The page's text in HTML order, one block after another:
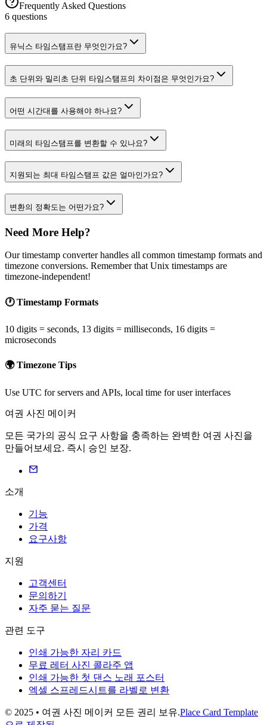
Frequently Asked Questions
6 questions
유닉스 타임스탬프란 무엇인가요?
초 단위와 밀리초 단위 타임스탬프의 차이점은 무엇인가요?
어떤 시간대를 사용해야 하나요?
미래의 타임스탬프를 변환할 수 있나요?
지원되는 최대 타임스탬프 값은 얼마인가요?
변환의 정확도는 어떤가요?
Need More Help?
Our timestamp converter handles all common timestamp formats and
timezone conversions. Remember that Unix timestamps are
timezone-independent!
🕐 Timestamp Formats
10 digits = seconds, 13 digits = milliseconds, 16 digits =
microseconds
🌍 Timezone Tips
Use UTC for servers and APIs, local time for user interfaces
여권 사진 메이커
모든 국가의 공식 요구 사항을 충족하는 완벽한 여권 사진을
만들어보세요. 즉시 승인 보장.
소개
기능
가격
요구사항
지원
고객센터
문의하기
자주 묻는 질문
관련 도구
인쇄 가능한 자리 카드
무료 레터 사진 콜라주 앱
인쇄 가능한 첫 댄스 노래 포스터
엑셀 스프레드시트를 라벨로 변환
© 2025 • 여권 사진 메이커 모든 권리 보유.Place Card Template